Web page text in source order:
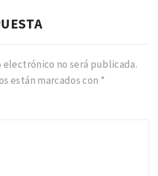
no será publicada.
están marcados con *